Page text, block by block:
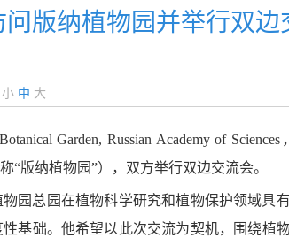
版纳植物园并举行双边
小 中 大
Garden, Russian Academy of Sciences
版纳植物园”），双方举行双边交流会。
园总园在植物科学研究和植物保护领域具
基础。他希望以此次交流为契机，围绕植物